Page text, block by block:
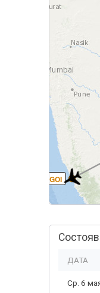
GOI
ДАТА
Ср. 6